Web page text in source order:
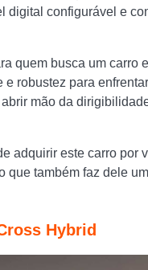
digital configurável e
quem busca um carro
robustez para
mão da
adquirir este carro por
que também faz dele
Hybrid